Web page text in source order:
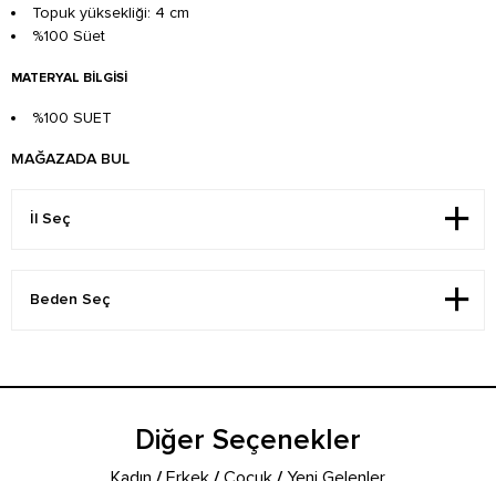
Topuk yüksekliği: 4 cm
%100 Süet
MATERYAL BILGISI
%100 SUET
MAĞAZADA BUL
Diğer Seçenekler